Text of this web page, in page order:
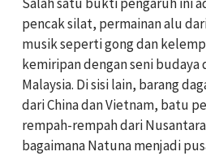
pencak silat, permainan alu
musik seperti gong dan
kemiripan dengan seni budaya
Malaysia. Di sisi lain, barang
dari China dan Vietnam, batu
rempah-rempah dari
bagaimana Natuna menjadi